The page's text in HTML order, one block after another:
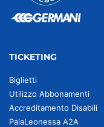
TICKETING
Biglietti
Utilizzo Abbonamenti
Accreditamento Disabili
PalaLeonessa A2A